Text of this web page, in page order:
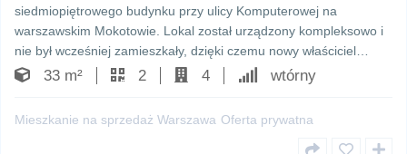
siedmiopiętrowego budynku przy ulicy Komputerowej na
warszawskim Mokotowie. Lokal został urządzony kompleksowo i
nie był wcześniej zamieszkały, dzięki czemu nowy właściciel…
33 m² 2 4 wtórny
Mieszkanie na sprzedaż Warszawa Oferta prywatna